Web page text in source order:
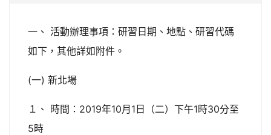
一、 活動辦理事項：研習日期、地點、研習代碼
如下，其他詳如附件。
(一) 新北場
１、 時間：2019年10月1日（二）下午1時30分至
5時